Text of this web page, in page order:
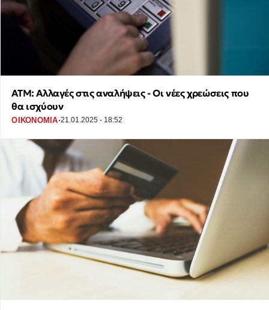
ΑΤΜ: Αλλαγές στις αναλήψεις - Οι νέες χρεώσεις που
θα ισχύουν
ΟΙΚΟΝΟΜΙΑ·21.01.2025 - 18:52